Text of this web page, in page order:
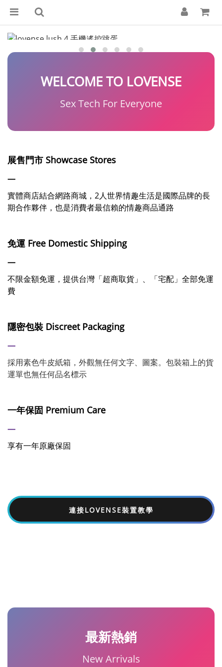
WELCOME TO LOVENSE
Sex Tech For Everyone
展售門市 Showcase Stores
—
實體商店結合網路商城，2人世界情趣生活是國際品牌的長
期合作夥伴，也是消費者最信賴的情趣商品通路
免運 Free Domestic Shipping
—
不限金額免運，提供台灣「超商取貨」、「宅配」全部免運
費
隱密包裝 Discreet Packaging
—
採用素色牛皮紙箱，外觀無任何文字、圖案。包裝箱上的貨
運單也無任何品名標示
一年保固 Premium Care
—
享有一年原廠保固
連接LOVENSE裝置教學
最新熱銷
New Arrivals